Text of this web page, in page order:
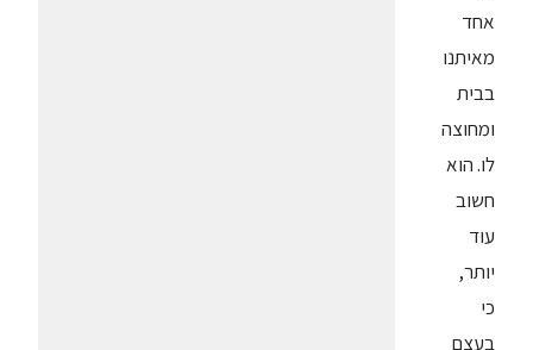
אחד
מאיתנו
בבית
ומחוצה
לו. הוא
חשוב
עוד
יותר,
כי
בעצם